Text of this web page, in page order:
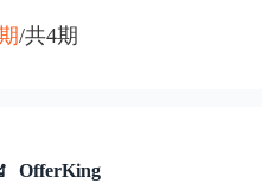
/共4期
OfferKing